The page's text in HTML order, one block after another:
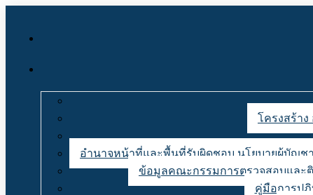
โครงสร้า
อำนาจหน้าที่และพื้นที่รับผิดชอบ นโยบายผู้บัญช
ข้อมูลคณะกรรมการตรวจสอบและ
คู่มือการปฏิ